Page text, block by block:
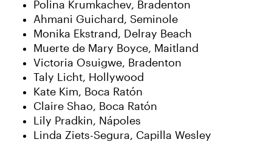
Polina Krumkachev, Bradenton
Ahmani Guichard, Seminole
Monika Ekstrand, Delray Beach
Muerte de Mary Boyce, Maitland
Victoria Osuigwe, Bradenton
Taly Licht, Hollywood
Kate Kim, Boca Ratón
Claire Shao, Boca Ratón
Lily Pradkin, Nápoles
Linda Ziets-Segura, Capilla Wesley